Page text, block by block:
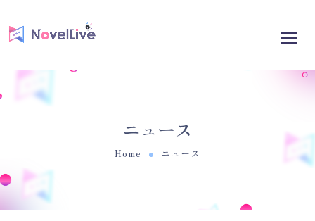
ニュース
Home ニュース